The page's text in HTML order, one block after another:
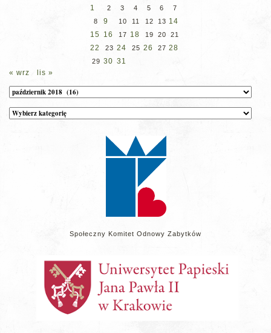
1 2 3 4 5 6
7
8
9 10 11 12 13 14
15
16 17 18 19 20 21
22 23 24 25 26 27 28
29 30 31
« wrz
lis »
Archiwum
Kategorie
wpisów
Społeczny Komitet Odnowy Zabytków